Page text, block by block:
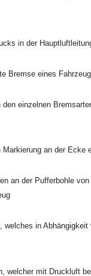
in der
Bremse eines
einzelnen
an der
an der Pufferbohle
welches in
welcher mit Druckluft